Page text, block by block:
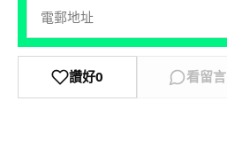
讚好0 看留言